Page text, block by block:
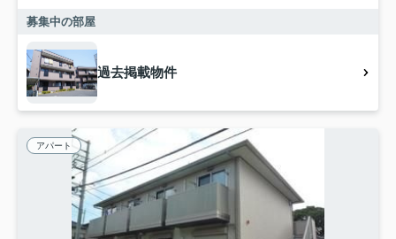
募集中の部屋
過去掲載物件
アパート